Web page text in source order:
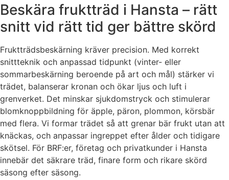
Beskära fruktträd i Hansta – rätt
snitt vid rätt tid ger bättre skörd
Fruktträdsbeskärning kräver precision. Med korrekt
snittteknik och anpassad tidpunkt (vinter- eller
sommarbeskärning beroende på art och mål) stärker vi
trädet, balanserar kronan och ökar ljus och luft i
grenverket. Det minskar sjukdomstryck och stimulerar
blomknoppbildning för äpple, päron, plommon, körsbär
med flera. Vi formar trädet så att grenar bär frukt utan att
knäckas, och anpassar ingreppet efter ålder och tidigare
skötsel. För BRF:er, företag och privatkunder i Hansta
innebär det säkrare träd, finare form och rikare skörd
säsong efter säsong.